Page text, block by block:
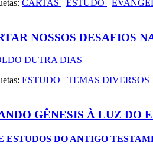
CARTAS ESTUDO
NOSSOS DESAFIOS
DUTRA DIAS
ESTUDO TEMAS DIVERSOS
GÊNESIS À LUZ DO
ESTUDOS DO ANTIGO